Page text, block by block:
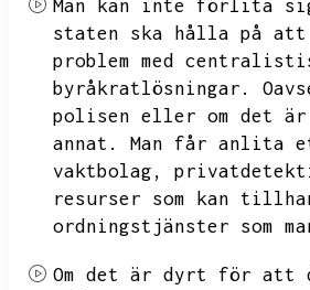
Man kan inte förlita
staten ska hålla på att
problem med
byråkratlösningar.
polisen eller om det är
annat.
Man får anlita
vaktbolag,
resurser som kan
ordningstjänster som
Om det är dyrt för att